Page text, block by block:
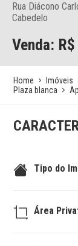
Rua Diácono
Cabedelo
Venda: R$
Home Imóveis
Plaza blanca
Tipo do
Área